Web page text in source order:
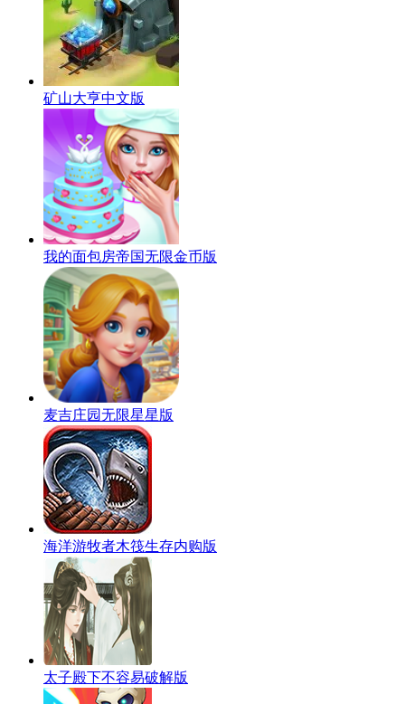
矿山大亨中文版
我的面包房帝国无限金币版
麦吉庄园无限星星版
海洋游牧者木筏生存内购版
太子殿下不容易破解版